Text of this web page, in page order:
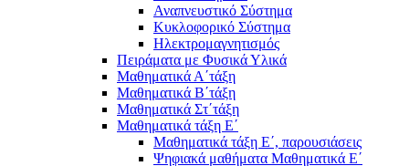
Αναπνευστικό Σύστημα
Κυκλοφορικό Σύστημα
Ηλεκτρομαγνητισμός
Πειράματα με Φυσικά Υλικά
Μαθηματικά Α΄τάξη
Μαθηματικά Β΄τάξη
Μαθηματικά Στ΄τάξη
Μαθηματικά τάξη Ε΄
Μαθηματικά τάξη Ε΄, παρουσιάσεις
Ψηφιακά μαθήματα Μαθηματικά Ε΄